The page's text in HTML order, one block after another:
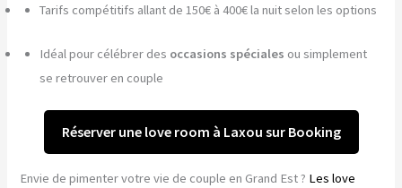
Tarifs compétitifs allant de 150€ à 400€ la nuit selon les options
Idéal pour célébrer des occasions spéciales ou simplement
se retrouver en couple
Réserver une love room à Laxou sur Booking
Envie de pimenter votre vie de couple en Grand Est ? Les love